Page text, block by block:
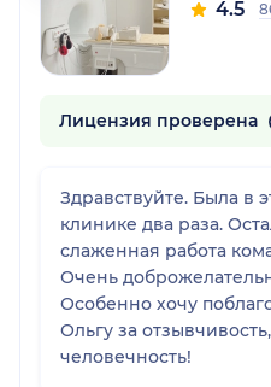
4.5
Лицензия проверена
Здравствуйте. Была в
клинике два раза.
слаженная работа
Очень
Особенно хочу
Ольгу за
человечность!